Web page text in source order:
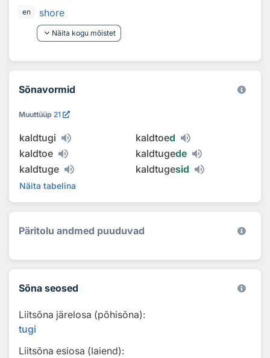
en
shore
keyboard_arrow_down Näita kogu mõistet
Sõnavormid
Muuttüüp 21
kaldtugi kaldtoed
kaldtoe
kaldtugede
kaldtuge
kaldtugesid
Näita tabelina
Päritolu andmed puuduvad
Sõna seosed
Liitsõna järelosa (põhisõna):
tugi
Liitsõna esiosa (laiend):